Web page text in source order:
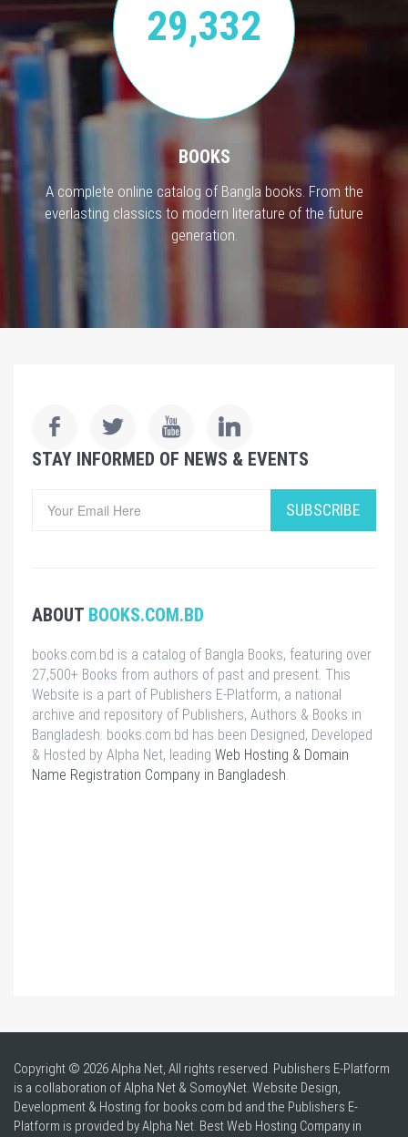
29,332
BOOKS
A complete online catalog of Bangla books. From the
everlasting classics to modern literature of the future
generation.
STAY INFORMED OF NEWS & EVENTS
SUBSCRIBE
ABOUT BOOKS.COM.BD
books.com.bd is a catalog of Bangla Books, featuring over
27,500+ Books from authors of past and present. This
Website is a part of Publishers E-Platform, a national
archive and repository of Publishers, Authors & Books in
Bangladesh. books.com.bd has been Designed, Developed
& Hosted by Alpha Net, leading Web Hosting & Domain
Name Registration Company in Bangladesh
Copyright © 2026 Alpha Net, All rights reserved. Publishers E-Platform
is a collaboration of Alpha Net & SomoyNet. Website Design,
Development & Hosting for books.com.bd and the Publishers E-
Platform is provided by Alpha Net. BestWeb Hosting Company in